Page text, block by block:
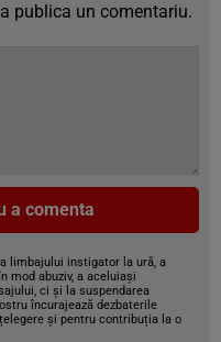
publica un comentariu.
a comenta
limbajului instigator la ură, a
mod abuziv, a aceluiași
ci și la suspendarea
încurajează dezbaterile
și pentru contribuția la o